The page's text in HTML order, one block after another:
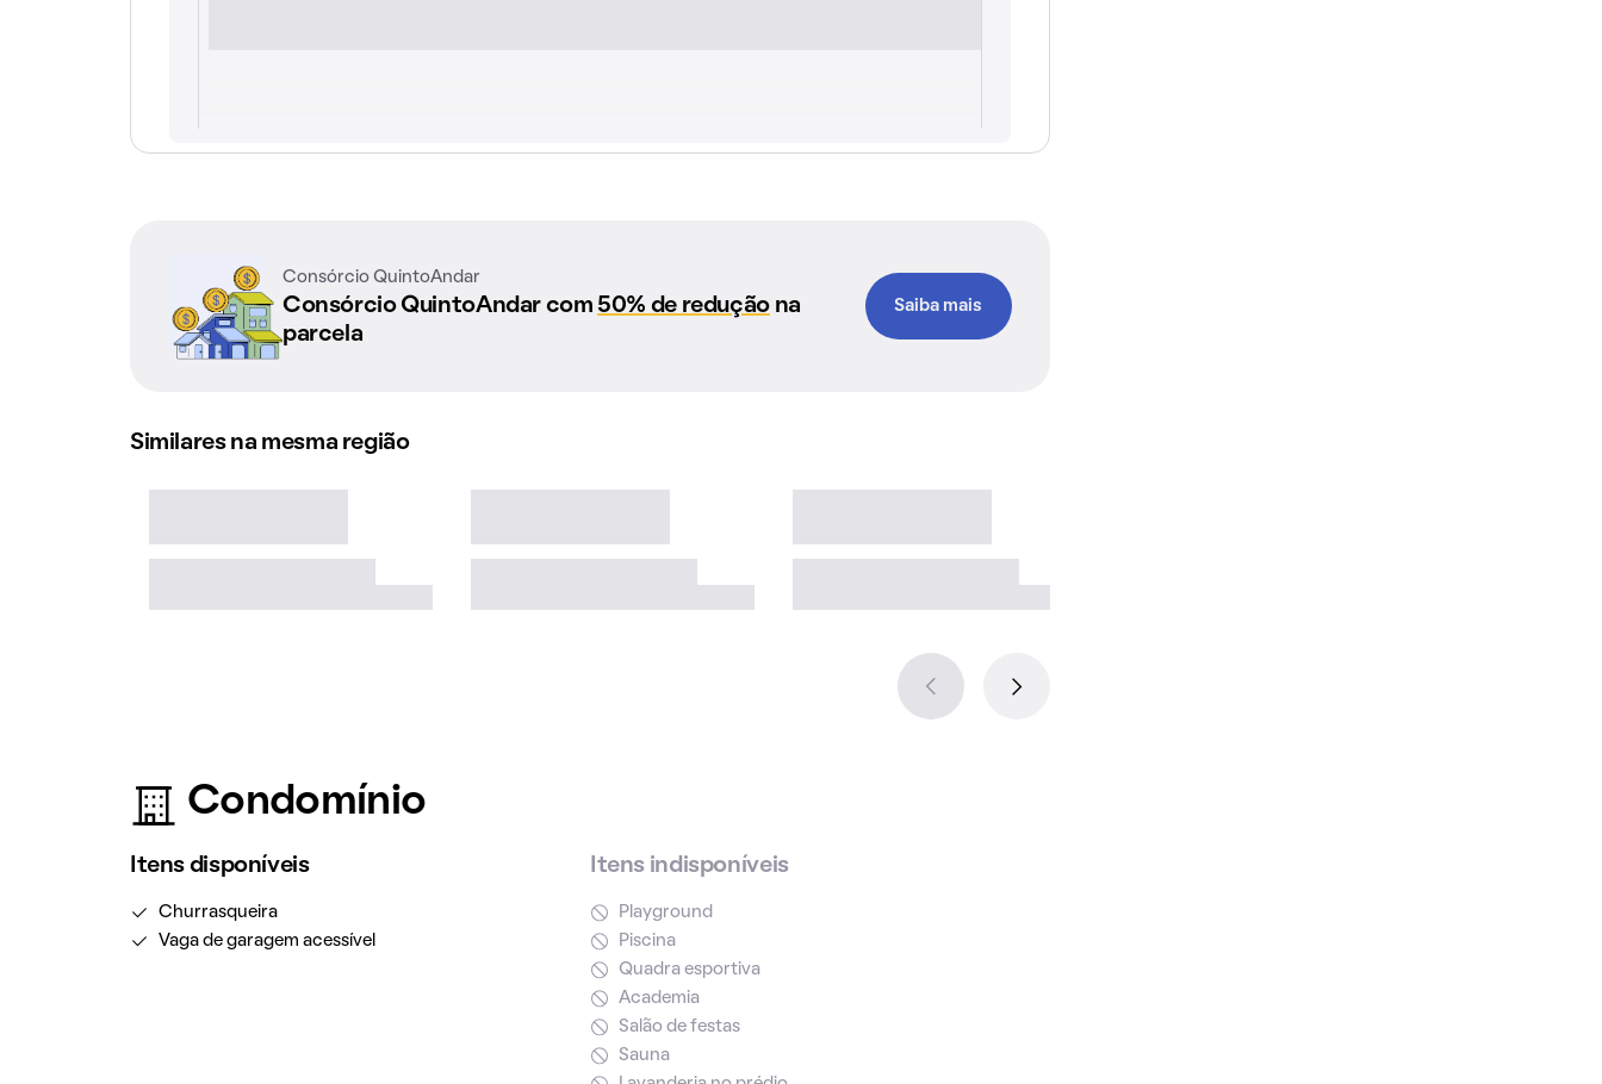
Consórcio QuintoAndar
Consórcio QuintoAndar com 50% de reduçãona
parcela
Saiba mais
Similares na mesma região
Condomínio
Itens disponíveis
Churrasqueira
Vaga de garagem acessível
Itens indisponíveis
Playground
Piscina
Quadra esportiva
Academia
Salão de festas
Sauna